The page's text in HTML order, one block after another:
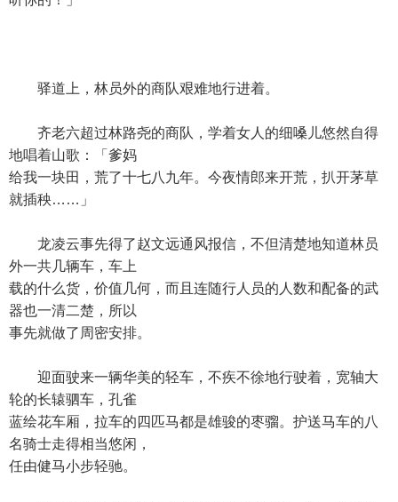
驿道上，林员外的商队艰难地行进着。
齐老六超过林路尧的商队，学着女人的细嗓儿悠然自得
地唱着山歌：「爹妈
给我一块田，荒了十七八九年。今夜情郎来开荒，扒开茅草
就插秧……」
龙凌云事先得了赵文远通风报信，不但清楚地知道林员
外一共几辆车，车上
载的什么货，价值几何，而且连随行人员的人数和配备的武
器也一清二楚，所以
事先就做了周密安排。
迎面驶来一辆华美的轻车，不疾不徐地行驶着，宽轴大
轮的长辕驷车，孔雀
蓝绘花车厢，拉车的四匹马都是雄骏的枣骝。护送马车的八
名骑士走得相当悠闲，
任由健马小步轻驰。